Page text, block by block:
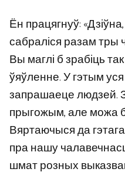
Ён працягнуў:
сабраліся разам тры
Вы маглі б зрабіць
ўяўленне. У гэтым
запрашаеце людзей.
прыгожым, але можа
Вяртаючыся да
пра нашу
шмат розных